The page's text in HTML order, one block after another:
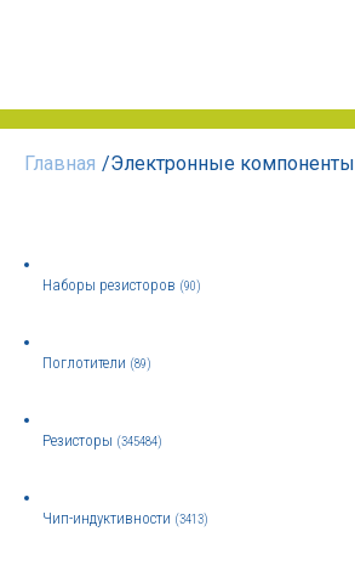
Главная /Электронные компоненты
Наборы резисторов (90)
Поглотители (89)
Резисторы (345484)
Чип-индуктивности (3413)